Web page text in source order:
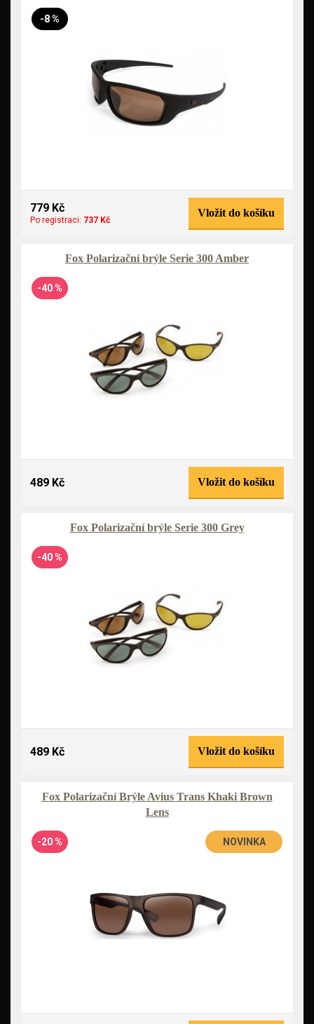
-8 %
779 Kč
Po registraci: 737 Kč
Vložit do košíku
Fox Polarizační brýle Serie 300 Amber
-40 %
489 Kč Vložit do košíku
Fox Polarizační brýle Serie 300 Grey
-40 %
489 Kč Vložit do košíku
Fox Polarizační Brýle Avius Trans Khaki Brown
Lens
-20 % NOVINKA